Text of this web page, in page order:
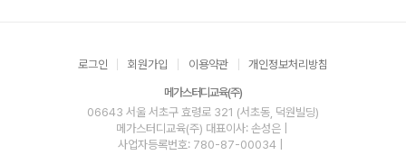
로그인 회원가입 이용약관 개인정보처리방침
메가스터디교육(주)
06643 서울 서초구 효령로 321 (서초동, 덕원빌딩)
메가스터디교육(주) 대표이사: 손성은 |
사업자등록번호: 780-87-00034